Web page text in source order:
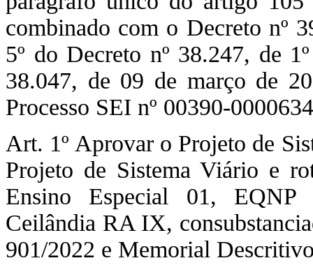
combinado com o Decreto nº
5º do Decreto nº 38.247, de
38.047, de 09 de março de
Processo SEI nº 00390-
Art. 1º Aprovar o Projeto de
Projeto de Sistema Viário e
Ensino Especial 01,
Ceilândia RA IX,
901/2022 e Memorial